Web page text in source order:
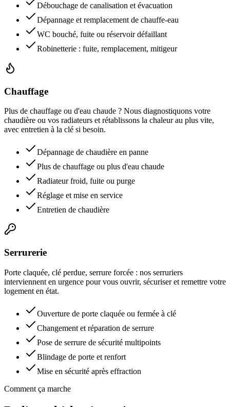
Débouchage de canalisation et évacuation
Dépannage et remplacement de chauffe-eau
WC bouché, fuite ou réservoir défaillant
Robinetterie : fuite, remplacement, mitigeur
Chauffage
Plus de chauffage ou d'eau chaude ? Nous diagnostiquons votre
chaudière ou vos radiateurs et rétablissons la chaleur au plus vite,
avec entretien à la clé si besoin.
Dépannage de chaudière en panne
Plus de chauffage ou plus d'eau chaude
Radiateur froid, fuite ou purge
Réglage et mise en service
Entretien de chaudière
Serrurerie
Porte claquée, clé perdue, serrure forcée : nos serruriers
interviennent en urgence pour vous ouvrir, sécuriser et remettre votre
logement en état.
Ouverture de porte claquée ou fermée à clé
Changement et réparation de serrure
Pose de serrure de sécurité multipoints
Blindage de porte et renfort
Mise en sécurité après effraction
Comment ça marche